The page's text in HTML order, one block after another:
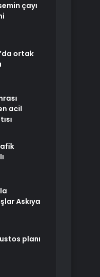
çayı
ortak
acil
Askıya
planı